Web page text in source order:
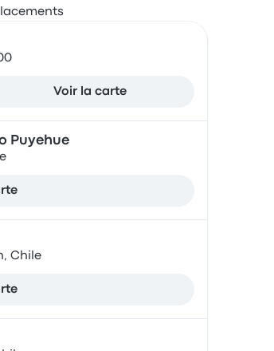
Voir la carte
Puyehue
Chile